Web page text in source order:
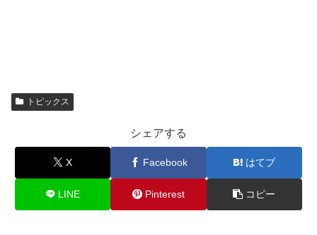
トピックス
シェアする
X Facebook はてブ
LINE Pinterest コピー